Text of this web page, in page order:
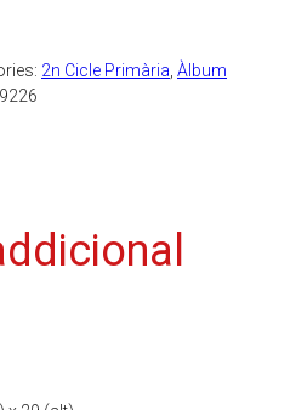
2n Cicle Primària Àlbum